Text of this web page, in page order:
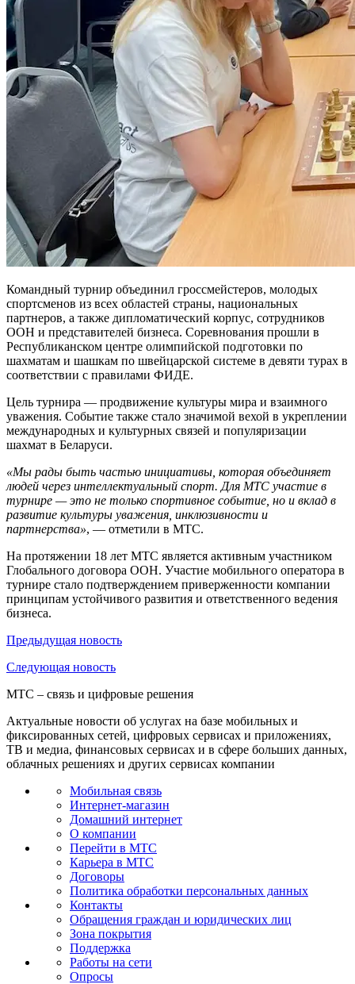
Командный турнир объединил гроссмейстеров, молодых
спортсменов из всех областей страны, национальных
партнеров, а также дипломатический корпус, сотрудников
ООН и представителей бизнеса. Соревнования прошли в
Республиканском центре олимпийской подготовки по
шахматам и шашкам по швейцарской системе в девяти турах в
соответствии с правилами ФИДЕ.
Цель турнира — продвижение культуры мира и взаимного
уважения. Событие также стало значимой вехой в укреплении
международных и культурных связей и популяризации
шахмат в Беларуси.
«Мы рады быть частью инициативы, которая объединяет
людей через интеллектуальный спорт. Для МТС участие в
турнире — это не только спортивное событие, но и вклад в
развитие культуры уважения, инклюзивности и
партнерства», — отметили в МТС.
На протяжении 18 лет МТС является активным участником
Глобального договора ООН. Участие мобильного оператора в
турнире стало подтверждением приверженности компании
принципам устойчивого развития и ответственного ведения
бизнеса.
Предыдущая новость
Следующая новость
МТС – связь и цифровые решения
Актуальные новости об услугах на базе мобильных и
фиксированных сетей, цифровых сервисах и приложениях,
ТВ и медиа, финансовых сервисах и в сфере больших данных,
облачных решениях и других сервисах компании
Мобильная связь
Интернет-магазин
Домашний интернет
О компании
Перейти в МТС
Карьера в МТС
Договоры
Политика обработки персональных данных
Контакты
Обращения граждан и юридических лиц
Зона покрытия
Поддержка
Работы на сети
Опросы